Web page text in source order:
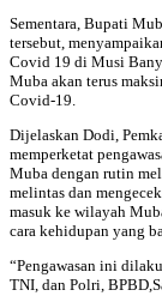
Sementara, Bupati
tersebut,
Covid 19 di Musi
Muba akan terus
Covid-19.
Dijelaskan Dodi,
memperketat
Muba dengan rutin
melintas dan
masuk ke wilayah
cara kehidupan yang
“Pengawasan ini
TNI, dan Polri,